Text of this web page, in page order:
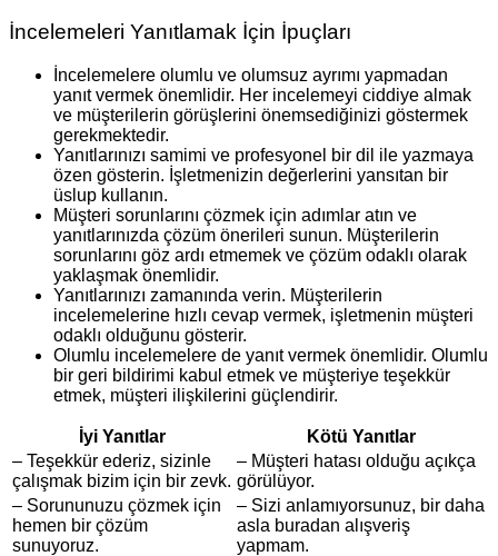
İncelemeleri Yanıtlamak İçin İpuçları
İncelemelere olumlu ve olumsuz ayrımı yapmadan
yanıt vermek önemlidir. Her incelemeyi ciddiye almak
ve müşterilerin görüşlerini önemsediğinizi göstermek
gerekmektedir.
Yanıtlarınızı samimi ve profesyonel bir dil ile yazmaya
özen gösterin. İşletmenizin değerlerini yansıtan bir
üslup kullanın.
Müşteri sorunlarını çözmek için adımlar atın ve
yanıtlarınızda çözüm önerileri sunun. Müşterilerin
sorunlarını göz ardı etmemek ve çözüm odaklı olarak
yaklaşmak önemlidir.
Yanıtlarınızı zamanında verin. Müşterilerin
incelemelerine hızlı cevap vermek, işletmenin müşteri
odaklı olduğunu gösterir.
Olumlu incelemelere de yanıt vermek önemlidir. Olumlu
bir geri bildirimi kabul etmek ve müşteriye teşekkür
etmek, müşteri ilişkilerini güçlendirir.
İyi Yanıtlar
Kötü Yanıtlar
– Teşekkür ederiz, sizinle
çalışmak bizim için bir zevk.
– Müşteri hatası olduğu açıkça
görülüyor.
– Sorununuzu çözmek için
hemen bir çözüm
sunuyoruz.
– Sizi anlamıyorsunuz, bir daha
asla buradan alışveriş
yapmam.